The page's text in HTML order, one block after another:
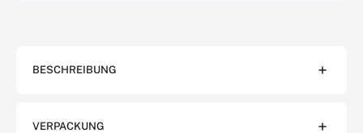
BESCHREIBUNG
VERPACKUNG